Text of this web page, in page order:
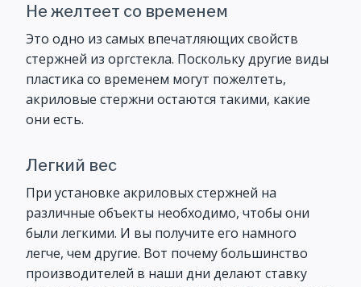
Не желтеет со временем
Это одно из самых впечатляющих свойств
стержней из оргстекла. Поскольку другие виды
пластика со временем могут пожелтеть,
акриловые стержни остаются такими, какие
они есть.
Легкий вес
При установке акриловых стержней на
различные объекты необходимо, чтобы они
были легкими. И вы получите его намного
легче, чем другие. Вот почему большинство
производителей в наши дни делают ставку